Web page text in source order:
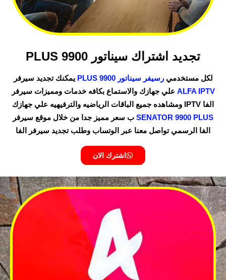
تجديد اشتراك سيناتور 9900 PLUS
لكل مستخدميرسيفر سيناتور 9900 PLUS
يمكنك تجديد سيرفر
ALFA IPTV علي جهازك والاستماع بكافه خدمات ومميزات سيرفر
الفا IPTV ومشاهده جميع الباقات الرياضيه والترفيهيه علي جهازك
SENATOR 9900 PLUS ب سعر مميز جدا من خلال موقع سيرفر
الفا الرسمي تواصل معنا عبر الوتساب وطلب تجديد سيرفر الفا
اشترك الان